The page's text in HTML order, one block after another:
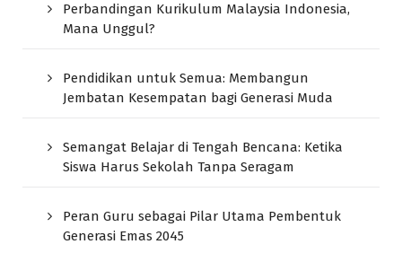
Perbandingan Kurikulum Malaysia Indonesia,
Mana Unggul?
Pendidikan untuk Semua: Membangun
Jembatan Kesempatan bagi Generasi Muda
Semangat Belajar di Tengah Bencana: Ketika
Siswa Harus Sekolah Tanpa Seragam
Peran Guru sebagai Pilar Utama Pembentuk
Generasi Emas 2045